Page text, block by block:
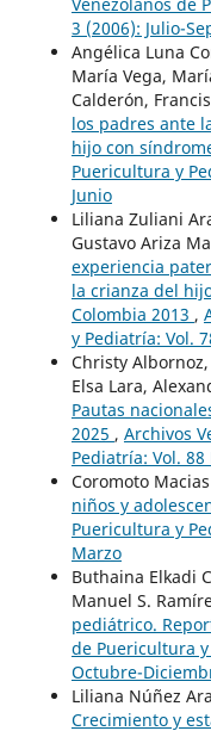
3 (2006): Julio-
Angélica Luna
María Vega,
Calderón,
los padres ante
hijo con
Puericultura y
Junio
Liliana Zuliani
Gustavo Ariza
experiencia
la crianza del
Colombia 2013 ,
y Pediatría: Vol.
Christy
Elsa Lara,
Pautas
2025 , Archivos
Pediatría: Vol.
Coromoto
niños y
Puericultura y
Marzo
Buthaina Elkadi
Manuel S.
pediátrico.
de Puericultura
Octubre-
Liliana Núñez
Crecimiento y